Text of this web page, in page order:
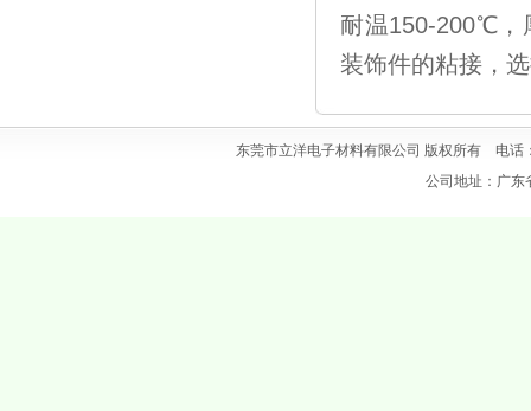
耐温150-200℃，
装饰件的粘接，
东莞市立洋电子材料有限公司 版权所有 电
公司地址：广东